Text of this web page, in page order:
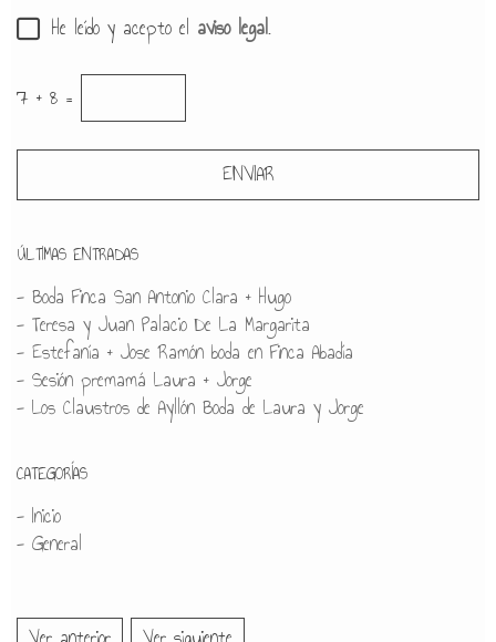
He leído y acepto el aviso legal.
7 + 8 =
ÚLTIMAS ENTRADAS
- Boda Finca San Antonio Clara + Hugo
- Teresa y Juan Palacio De La Margarita
- Estefanía + Jose Ramón boda en Finca Abadía
- Sesión premamá Laura + Jorge
- Los Claustros de Ayllón Boda de Laura y Jorge
CATEGORÍAS
- Inicio
- General